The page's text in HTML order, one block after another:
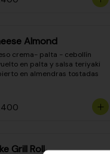
Almond
crema- palta - cebollín
en palta y salsa teriyaki
en almendras tostadas
Grill Roll